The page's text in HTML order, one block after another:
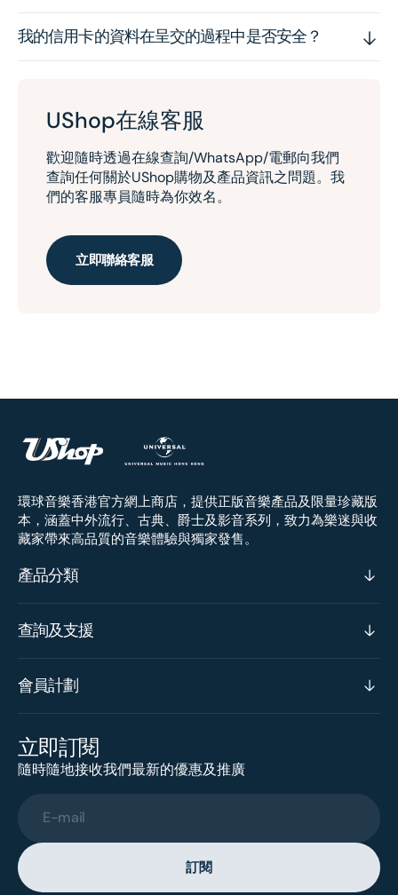
我的信用卡的資料在呈交的過程中是否安全？
UShop在線客服
歡迎隨時透過在線查詢/WhatsApp/電郵向我們
查詢任何關於UShop購物及產品資訊之問題。我
們的客服專員隨時為你效名。
立即聯絡客服
環球音樂香港官方網上商店，提供正版音樂產品及限量珍藏版
本，涵蓋中外流行、古典、爵士及影音系列，致力為樂迷與收
藏家帶來高品質的音樂體驗與獨家發售。
產品分類
查詢及支援
會員計劃
立即訂閱
隨時隨地接收我們最新的優惠及推廣
E-mail
訂閱